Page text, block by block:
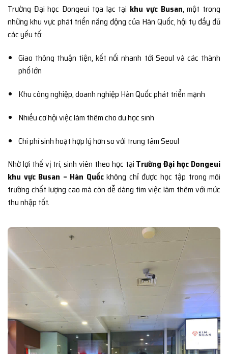
Trường Đại học Dongeui tọa lạc tại khu vực Busan, một trong
những khu vực phát triển năng động của Hàn Quốc, hội tụ đầy đủ
các yếu tố:
Giao thông thuận tiện, kết nối nhanh tới Seoul và các thành
phố lớn
Khu công nghiệp, doanh nghiệp Hàn Quốc phát triển mạnh
Nhiều cơ hội việc làm thêm cho du học sinh
Chi phí sinh hoạt hợp lý hơn so với trung tâm Seoul
Nhờ lợi thế vị trí, sinh viên theo học tại Trường Đại học Dongeui
khu vực Busan – Hàn Quốckhông chỉ được học tập trong môi
trường chất lượng cao mà còn dễ dàng tìm việc làm thêm với mức
thu nhập tốt.